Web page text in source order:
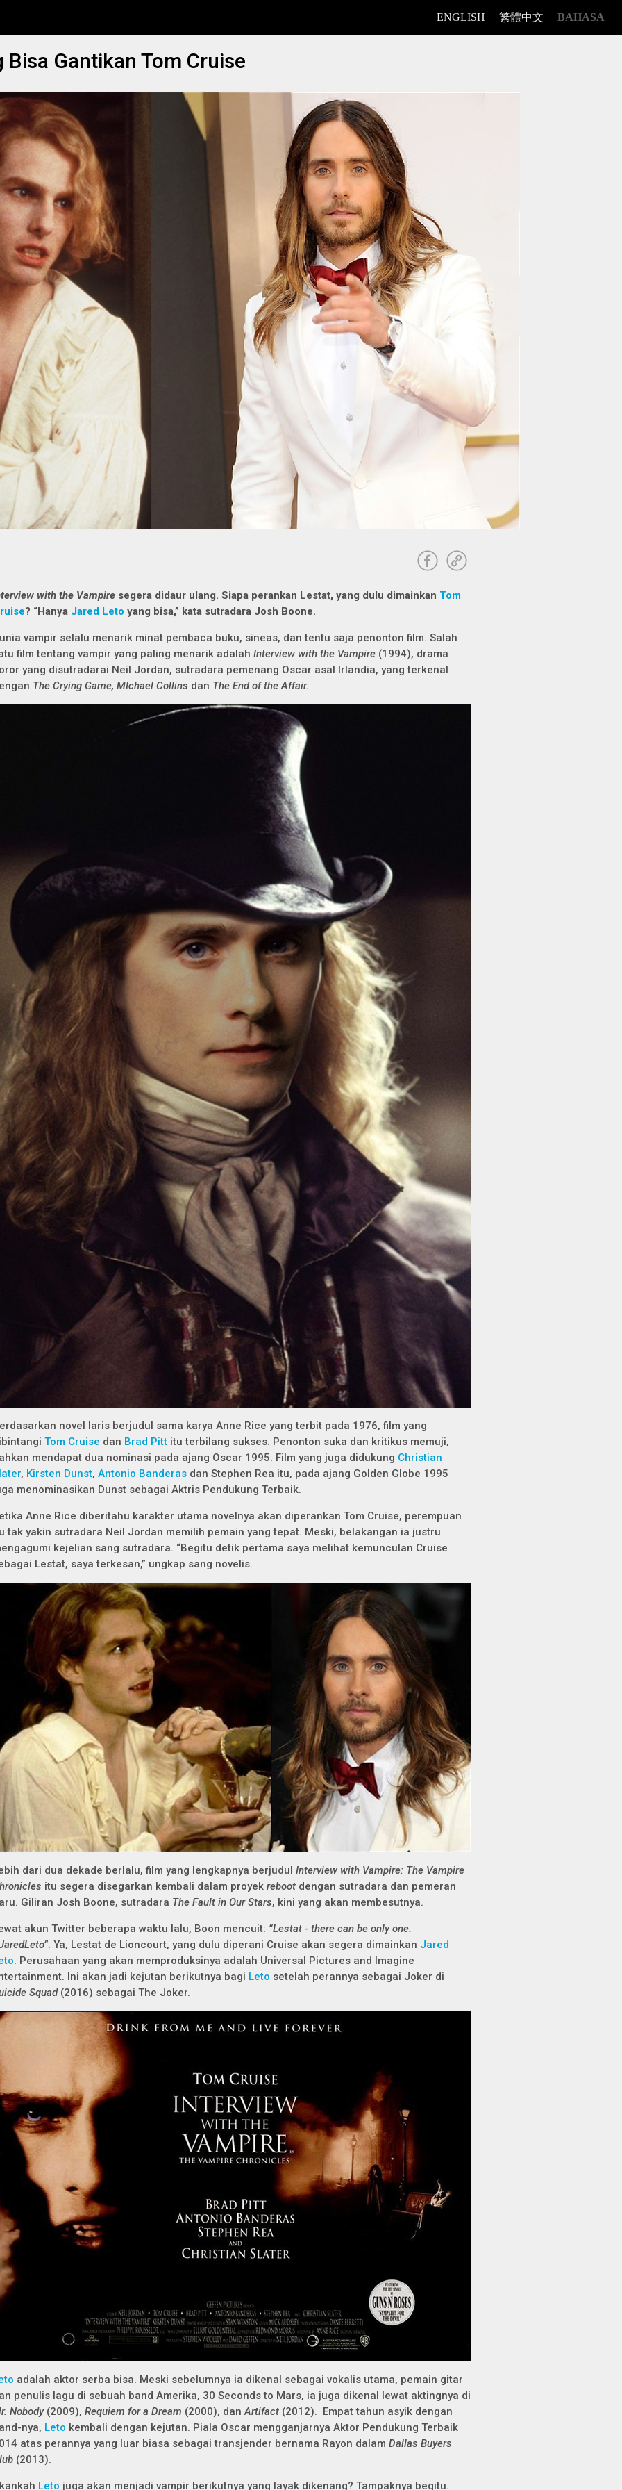
ENGLISH 繁體中文 BAHASA
Gantikan Tom Cruise
with the Vampire segera didaur ulang. Siapa perankan Lestat, yang dulu dimainkan Tom
? “Hanya Jared Leto yang bisa,” kata sutradara Josh Boone.
vampir selalu menarik minat pembaca buku, sineas, dan tentu saja penonton film. Salah
film tentang vampir yang paling menarik adalah Interview with the Vampire (1994), drama
yang disutradarai Neil Jordan, sutradara pemenang Oscar asal Irlandia, yang terkenal
The Crying Game, MIchael Collins dan The End of the Affair.
novel laris berjudul sama karya Anne Rice yang terbit pada 1976, film yang
Tom Cruise dan Brad Pitt itu terbilang sukses. Penonton suka dan kritikus memuji,
mendapat dua nominasi pada ajang Oscar 1995. Film yang juga didukung Christian
, Kirsten Dunst, Antonio Banderas dan Stephen Rea itu, pada ajang Golden Globe 1995
menominasikan Dunst sebagai Aktris Pendukung Terbaik.
Anne Rice diberitahu karakter utama novelnya akan diperankan Tom Cruise, perempuan
tak yakin sutradara Neil Jordan memilih pemain yang tepat. Meski, belakangan ia justru
kejelian sang sutradara. “Begitu detik pertama saya melihat kemunculan Cruise
Lestat, saya terkesan,” ungkap sang novelis.
dari dua dekade berlalu, film yang lengkapnya berjudul Interview with Vampire: The Vampire
itu segera disegarkan kembali dalam proyek reboot dengan sutradara dan pemeran
Giliran Josh Boone, sutradara The Fault in Our Stars, kini yang akan membesutnya.
akun Twitter beberapa waktu lalu, Boon mencuit: “Lestat - there can be only one.
. Ya, Lestat de Lioncourt, yang dulu diperani Cruise akan segera dimainkan Jared
. Perusahaan yang akan memproduksinya adalah Universal Pictures and Imagine
Ini akan jadi kejutan berikutnya bagi Leto setelah perannya sebagai Joker di
Squad(2016) sebagai The Joker.
adalah aktor serba bisa. Meski sebelumnya ia dikenal sebagai vokalis utama, pemain gitar
penulis lagu di sebuah band Amerika, 30 Seconds to Mars, ia juga dikenal lewat aktingnya di
Nobody(2009), Requiem for a Dream (2000), danArtifact (2012). Empat tahun asyik dengan
nya, Leto kembali dengan kejutan. Piala Oscar mengganjarnya Aktor Pendukung Terbaik
atas perannya yang luar biasa sebagai transjender bernama Rayon dalam Dallas Buyers
(2013).
Leto juga akan menjadi vampir berikutnya yang layak dikenang? Tampaknya begitu.